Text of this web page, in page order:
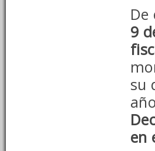
9
su
en